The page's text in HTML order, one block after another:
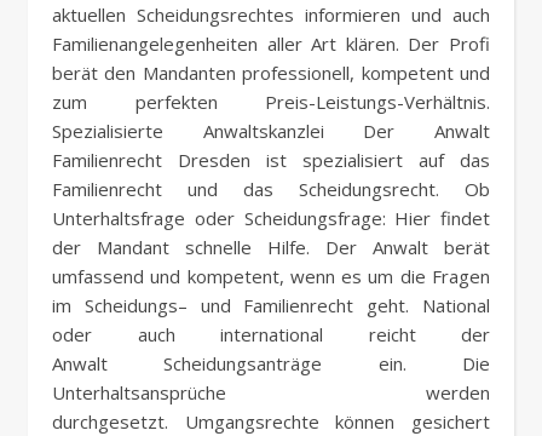
aktuellen Scheidungsrechtes informieren und auch
Familienangelegenheiten aller Art klären. Der Profi
berät den Mandanten professionell, kompetent und
zum perfekten Preis-Leistungs-Verhältnis.
Spezialisierte Anwaltskanzlei Der Anwalt
Familienrecht Dresden ist spezialisiert auf das
Familienrecht und das Scheidungsrecht. Ob
Unterhaltsfrage oder Scheidungsfrage: Hier findet
der Mandant schnelle Hilfe. Der Anwalt berät
umfassend und kompetent, wenn es um die Fragen
im Scheidungs– und Familienrecht geht. National
oder auch international reicht der
Anwalt Scheidungsanträge ein. Die
Unterhaltsansprüche werden
durchgesetzt. Umgangsrechte können gesichert